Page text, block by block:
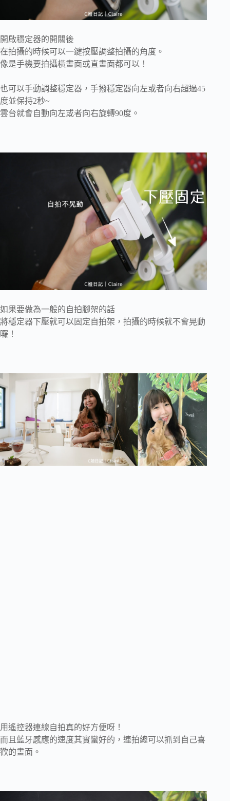
開啟穩定器的開關後
在拍攝的時候可以一鍵按壓調整拍攝的角度。
像是手機要拍攝橫畫面或直畫面都可以！
也可以手動調整穩定器，手撥穩定器向左或者向右超過45
度並保持2秒~
雲台就會自動向左或者向右旋轉90度。
如果要做為一般的自拍腳架的話
將穩定器下壓就可以固定自拍架，拍攝的時候就不會晃動
囉！
用遙控器連線自拍真的好方便呀！
而且藍牙感應的速度其實蠻好的，連拍總可以抓到自己喜
歡的畫面。